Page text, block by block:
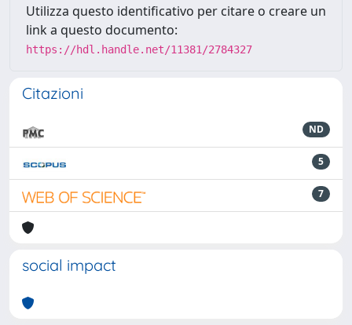
Utilizza questo identificativo per citare o creare un
link a questo documento:
https://hdl.handle.net/11381/2784327
Citazioni
ND
5
7
social impact